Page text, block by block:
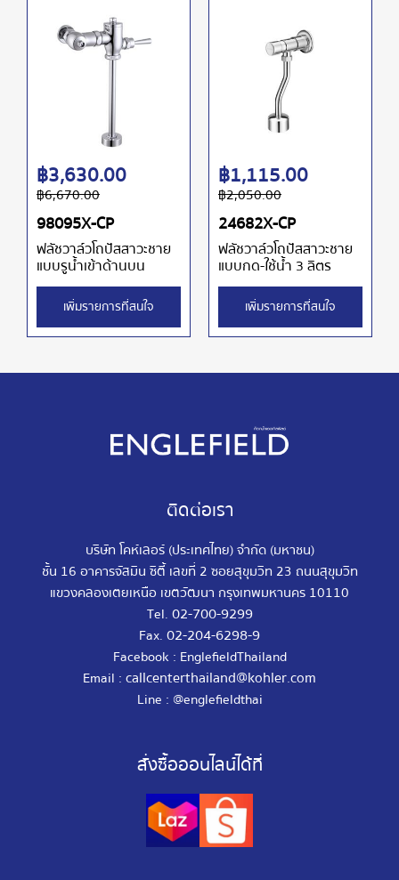
98095X-CP
ฟลัชวาล์วโถปัสสาวะชาย
แบบรูน้ำเข้าด้านบน
฿6,670.00
฿3,630.00
เพิ่มรายการที่สนใจ
24682X-CP
ฟลัชวาล์วโถปัสสาวะชาย
แบบกด-ใช้น้ำ 3 ลิตร
฿2,050.00
฿1,115.00
เพิ่มรายการที่สนใจ
ติดต่อเรา
บริษัท โคห์เลอร์ (ประเทศไทย) จำกัด (มหาชน)
ชั้น 16 อาคารจัสมิน ซิตี้ เลขที่ 2 ซอยสุขุมวิท 23 ถนนสุขุมวิท
แขวงคลองเตยเหนือ เขตวัฒนา กรุงเทพมหานคร 10110
Tel. 02-700-9299
Fax. 02-204-6298-9
Facebook : EnglefieldThailand
Email : callcenterthailand@kohler.com
Line : @englefieldthai
สั่งซื้อออนไลน์ได้ที่